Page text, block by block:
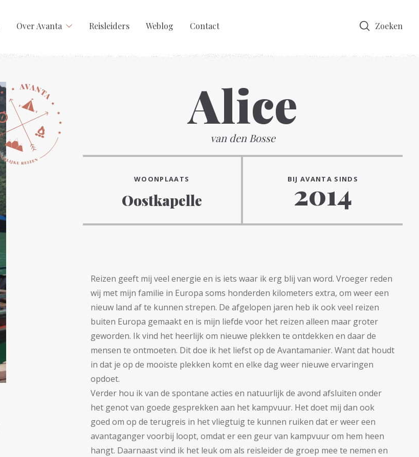
Over Avanta Reisleiders Weblog Contact Zoeken
Alice
van den Bosse
WOONPLAATS
Oostkapelle
BIJ AVANTA SINDS
2014
Reizen geeft mij veel energie en is iets waar ik erg blij van word. Vroeger reden
wij met mijn familie in Europa soms honderden kilometers extra, om weer een
nieuw land af te kunnen strepen. De afgelopen jaren heb ik ook veel reizen
buiten Europa gemaakt en is mijn liefde voor het reizen alleen maar groter
geworden. Ik vind het heerlijk om nieuwe plekken te ontdekken en daar de
mensen te ontmoeten. Dit doe ik het liefst op de Avantamanier. Want dat houdt
in dat je op de mooiste plekken komt en elke dag weer nieuwe ervaringen
opdoet.
Verder hou ik van de spontane acties en natuurlijk de avond afsluiten onder
het genot van goede gesprekken aan het kampvuur. Het doet mij dan ook
goed om op de terugreis in het vliegtuig te kunnen ruiken dat er weer een
avantaganger voorbij loopt, omdat er een geur van kampvuur om hem heen
hangt. Daarnaast vind ik het leuk om als reisleider de groep mee te nemen en